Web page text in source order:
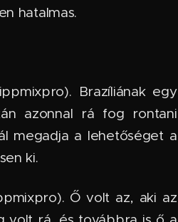
hatalmas.
Brazíliának egy
azonnal rá fog rontani
megadja a lehetőséget a
ki.
Ő volt az, aki az